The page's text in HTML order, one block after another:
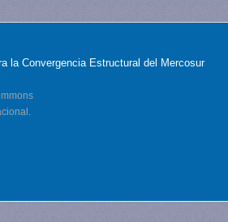
la Convergencia Estructural del Mercosur